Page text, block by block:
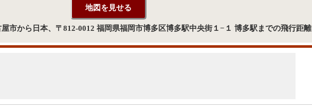
市から日本、〒812-0012 福岡県福岡市博多区博多駅中央街１−１ 博多駅までの飛行距離